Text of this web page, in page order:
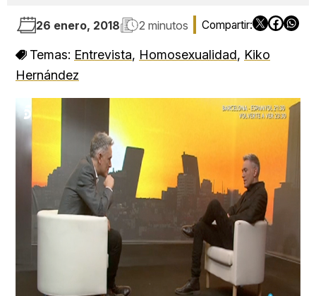
26 enero, 2018 2 minutos
Temas: Entrevista, Homosexualidad, Kiko
Hernández